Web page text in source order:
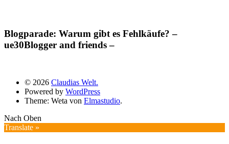
Blogparade: Warum gibt es Fehlkäufe? –
ue30Blogger and friends –
© 2026 Claudias Welt.
Powered by WordPress
Theme: Weta von Elmastudio.
Nach Oben
Translate »